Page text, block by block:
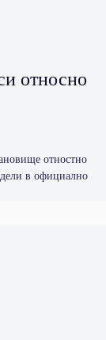
относно
отностно
в официално